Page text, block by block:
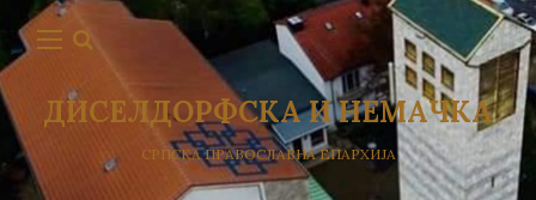
ДИСЕЛДОРФСКА И НЕМАЧКА
СРПСКА ПРАВОСЛАВНА ЕПАРХИЈА